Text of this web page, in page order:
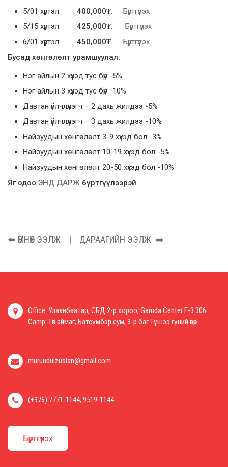
5/01 хүртэл: 400,000₮.
Бүртгүүлэх
5/15 хүртэл: 425,000₮.
Бүртгүүлэх
6/01 хүртэл: 450,000₮.
Бүртгүүлэх
Бусад хөнгөлөлт урамшуулал:
Нэг айлын 2 хүүхэд тус бүр -5%
Нэг айлын 3 хүүхэд тус бүр -10%
Давтан үйлчлүүлэгч – 2 дахь жилдээ -5%
Давтан үйлчлүүлэгч – 3 дахь жилдээ -10%
Найзуудын хөнгөлөлт 3-9 хүүхэд бол -3%
Найзуудын хөнгөлөлт 10-19 хүүхэд бол -5%
Найзуудын хөнгөлөлт 20-50 хүүхэд бол -10%
Яг одоо ЭНД ДАРЖ бүртгүүлээрэй
⬅️ ӨМНӨХ ЭЭЛЖ | ДАРААГИЙН ЭЭЛЖ ➡️
Office: Улаанбаатар, СБД 2-р хороо, Garuda Center F-3 306
Camp: Төв аймаг, Батсүмбэр сум, 3-р баг Түшээ гүний өвөр
muruudulzuslan@gmail.com
(+976) 7771-1144, 9519-1144
Бүртгүүлэх